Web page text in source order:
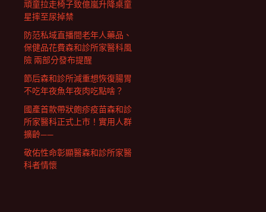
頑童拉走椅子致億嵐升降桌童
星摔至尿掉禁
防范私域直播間老年人藥品、
保健品花費森和診所家醫科風
險 兩部分發布提醒
節后森和診所減重想恢復腸胃
不吃年夜魚年夜肉吃點啥？
國產首款帶狀皰疹疫苗森和診
所家醫科正式上市！實用人群
擴齡——
敬佑性命彰顯醫森和診所家醫
科者情懷